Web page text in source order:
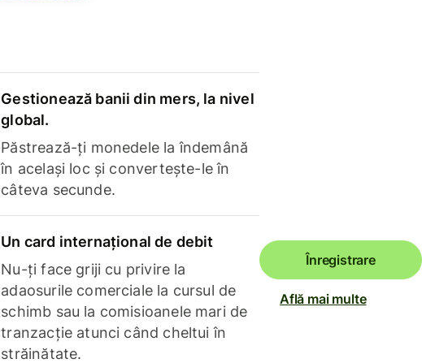
Gestionează banii din mers, la nivel
global.
Păstrează-ți monedele la îndemână
în același loc și convertește-le în
câteva secunde.
Un card internațional de debit
Nu-ți face griji cu privire la
adaosurile comerciale la cursul de
schimb sau la comisioanele mari de
tranzacție atunci când cheltui în
străinătate.
Înregistrare
Află mai multe